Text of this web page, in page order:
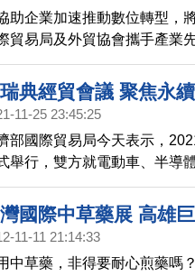
助企業加速推動數位轉型，
貿易局及外貿協會攜手產業
高雄辦事處舉辦「從數位轉
襄盛舉。
典經貿會議 聚焦永
11-25 23:45:25
部國際貿易局今天表示，
舉行，雙方就電動車、半導
稅務資訊透明化等議題尋求
國際中草藥展 高雄
11-11 21:14:33
中草藥，非得要耐心煎藥嗎